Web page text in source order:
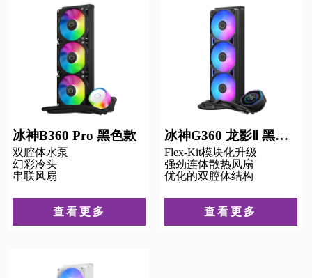
冰神B360 Pro 黑色款
双腔体水泵
幻彩冷头
串联风扇
查看更多
冰神G360 龙影Ⅱ 黑色 LCD版
Flex-Kit模块化升级
强劲连体散热风扇
优化的双腔体结构
强化水冷管与防漏设计
安装简易查看更多